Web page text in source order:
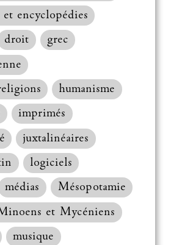
encyclopédies
droit
grec
humanisme
imprimés
juxtalinéaires
logiciels
médias
Mésopotamie
et Mycéniens
musique